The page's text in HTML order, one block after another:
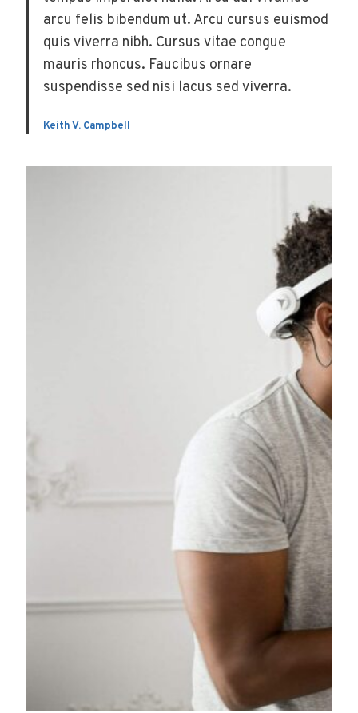
arcu felis bibendum ut. Arcu cursus euismod
quis viverra nibh. Cursus vitae congue
mauris rhoncus. Faucibus ornare
suspendisse sed nisi lacus sed viverra.
Keith V. Campbell